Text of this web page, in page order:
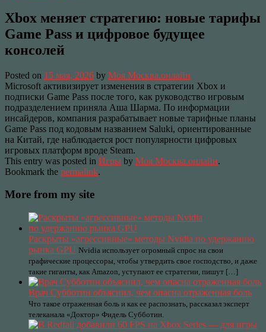
Xbox меняет стратегию: новые тарифы
Game Pass и цифровое будущее
консолей
Posted on 15 мая, 2026 by Моя Москва.онлайн
Microsoft активизирует изменения в стратегии Xbox и
подписки Game Pass после того, как руководство игровым
подразделением приняла Аша Шарма. По информации
инсайдеров, компания разрабатывает новые тарифные планы
Game Pass под кодовым названием Saluki, ориентированные
на Китай, где наблюдается рост популярности цифровых
игровых платформ вроде Steam.
This entry was posted in Игры by Моя Москва.онлайн.
Bookmark the permalink.
More from my site
Раскрыты «агрессивные» методы Nvidia по удержанию
рынка GPU Nvidia использует огромный спрос на свои
графические процессоры, чтобы утвердить свое господство, и даже
такие гиганты, как Amazon, уступают ее стратегии, пишут […]
Врач Субботин объяснил, чем опасна отраженная боль
Что такое отраженная боль и как ее распознать, рассказал эксперт
телеканала «Доктор» Фидель Субботин.